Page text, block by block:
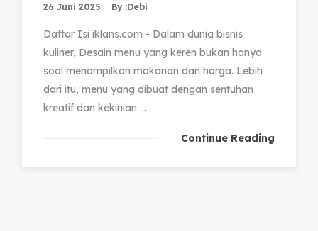
26 Juni 2025 By :Debi
Daftar Isi iklans.com - Dalam dunia bisnis
kuliner, Desain menu yang keren bukan hanya
soal menampilkan makanan dan harga. Lebih
dari itu, menu yang dibuat dengan sentuhan
kreatif dan kekinian ...
Continue Reading